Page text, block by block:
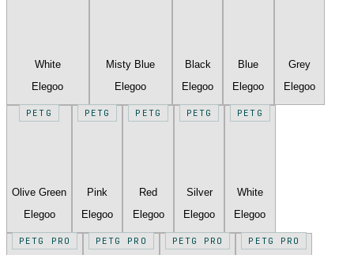
White
Elegoo
Misty Blue
Elegoo
Black
Elegoo
Blue
Elegoo
Grey
Elegoo
PETG
Olive Green
Elegoo
PETG
Pink
Elegoo
PETG
Red
Elegoo
PETG
Silver
Elegoo
PETG
White
Elegoo
PETG PRO PETG PRO PETG PRO PETG PRO